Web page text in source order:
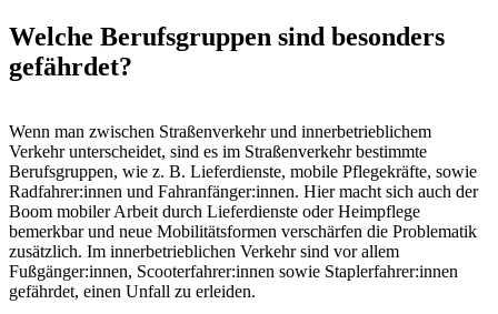
Welche Berufsgruppen sind besonders
gefährdet?
Wenn man zwischen Straßenverkehr und innerbetrieblichem
Verkehr unterscheidet, sind es im Straßenverkehr bestimmte
Berufsgruppen, wie z. B. Lieferdienste, mobile Pflegekräfte, sowie
Radfahrer:innen und Fahranfänger:innen. Hier macht sich auch der
Boom mobiler Arbeit durch Lieferdienste oder Heimpflege
bemerkbar und neue Mobilitätsformen verschärfen die Problematik
zusätzlich. Im innerbetrieblichen Verkehr sind vor allem
Fußgänger:innen, Scooterfahrer:innen sowie Staplerfahrer:innen
gefährdet, einen Unfall zu erleiden.